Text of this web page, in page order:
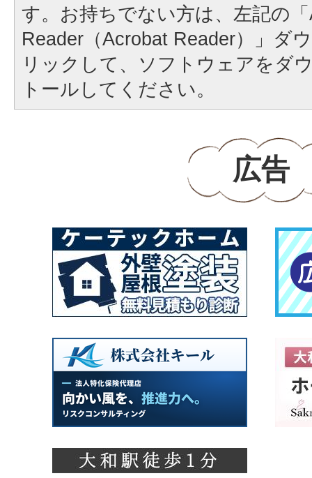
す。お持ちでない方は、左記の
Reader（Acrobat Reader）」ダ
リックして、ソフトウェアをダ
トールしてください。
広告